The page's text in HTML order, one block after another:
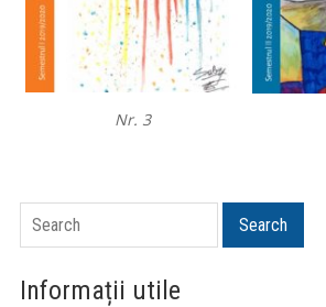
Nr. 3
Search Search
Informații utile